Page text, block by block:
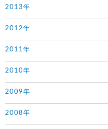
2013年
2012年
2011年
2010年
2009年
2008年